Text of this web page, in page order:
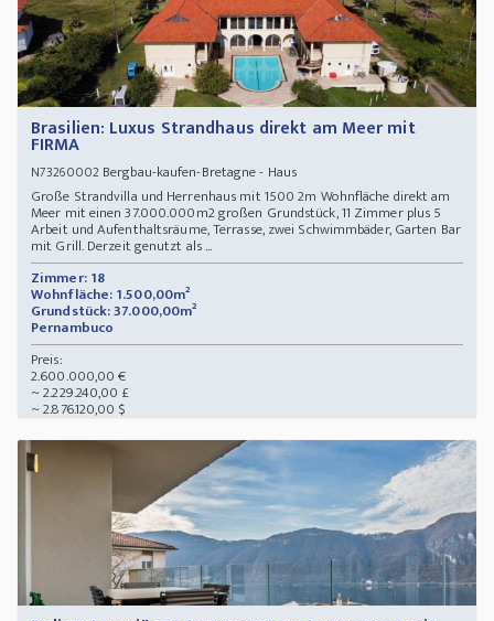
Brasilien: Luxus Strandhaus direkt am Meer mit
FIRMA
N73260002Bergbau-kaufen-Bretagne - Haus
Große Strandvilla und Herrenhaus mit 1500 2m Wohnfläche direkt am
Meer mit einen 37.000.000m2 großen Grundstück, 11 Zimmer plus 5
Arbeit und Aufenthaltsräume, Terrasse, zwei Schwimmbäder, Garten Bar
mit Grill. Derzeit genutzt als ...
Zimmer: 18
Wohnfläche: 1.500,00m²
Grundstück: 37.000,00m²
Pernambuco
Preis:
2.600.000,00 €
~ 2.229.240,00 £
~ 2.876.120,00 $